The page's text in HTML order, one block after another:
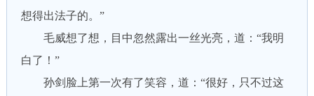
想得出法子的。”
毛威想了想，目中忽然露出一丝光亮，道：“我明
白了！”
孙剑脸上第一次有了笑容，道：“很好，只不过这